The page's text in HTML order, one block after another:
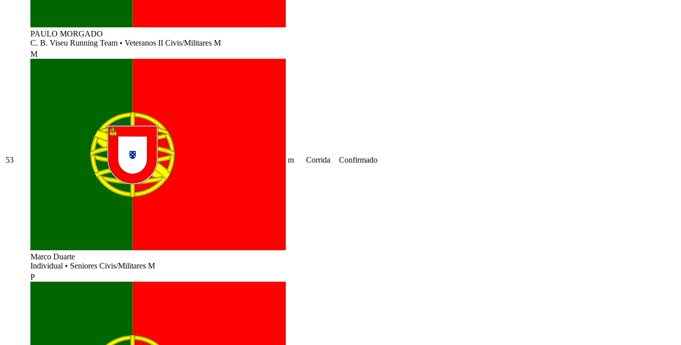
PAULO MORGADO
C. B. Viseu Running Team • Veteranos II Civis/Militares M
53
M
Marco Duarte
Individual • Seniores Civis/Militares M
m Corrida Confirmado
P